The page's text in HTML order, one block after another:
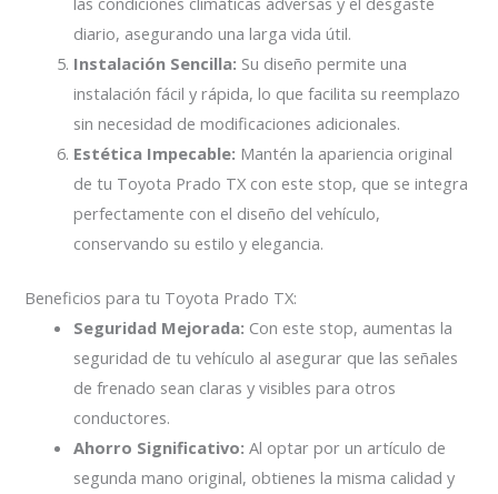
diario, asegurando una larga vida útil.
Instalación Sencilla: Su diseño permite una
instalación fácil y rápida, lo que facilita su reemplazo
sin necesidad de modificaciones adicionales.
Estética Impecable: Mantén la apariencia original
de tu Toyota Prado TX con este stop, que se integra
perfectamente con el diseño del vehículo,
conservando su estilo y elegancia.
Beneficios para tu Toyota Prado TX:
Seguridad Mejorada: Con este stop, aumentas la
seguridad de tu vehículo al asegurar que las señales
de frenado sean claras y visibles para otros
conductores.
Ahorro Significativo: Al optar por un artículo de
segunda mano original, obtienes la misma calidad y